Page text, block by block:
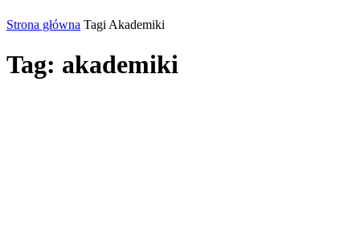
Strona główna Tagi Akademiki
Tag: akademiki